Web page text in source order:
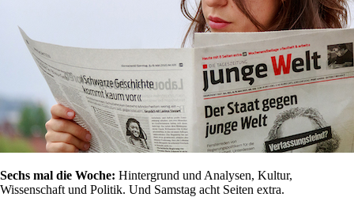
Sechs mal die Woche: Hintergrund und Analysen, Kultur,
Wissenschaft und Politik. Und Samstag acht Seiten extra.